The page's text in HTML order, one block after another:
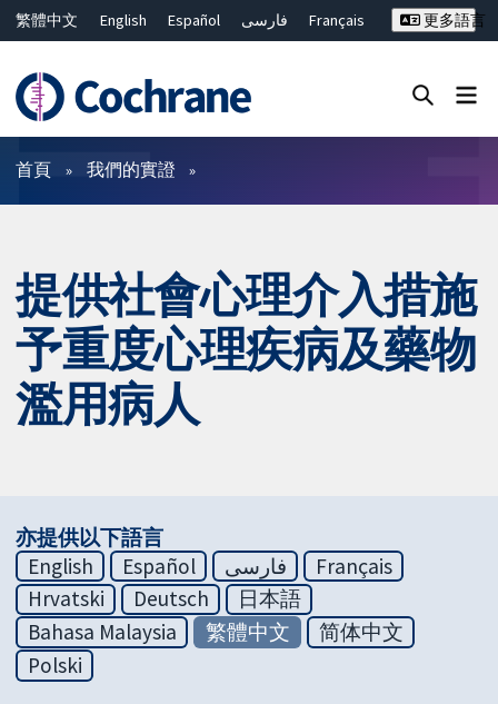
繁體中文 English Español فارسی
Français
ไทย
简体中文
更多語言
篩選條件
首頁 我們的實證
提供社會心理介入措施
予重度心理疾病及藥物
濫用病人
亦提供以下語言
English
Español فارسی
Français
Hrvatski
Deutsch
日本語
Bahasa Malaysia
繁體中文
简体中文
Polski